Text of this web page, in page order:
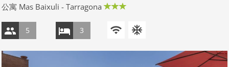
公寓 Mas Baixuli - Tarragona
5 3